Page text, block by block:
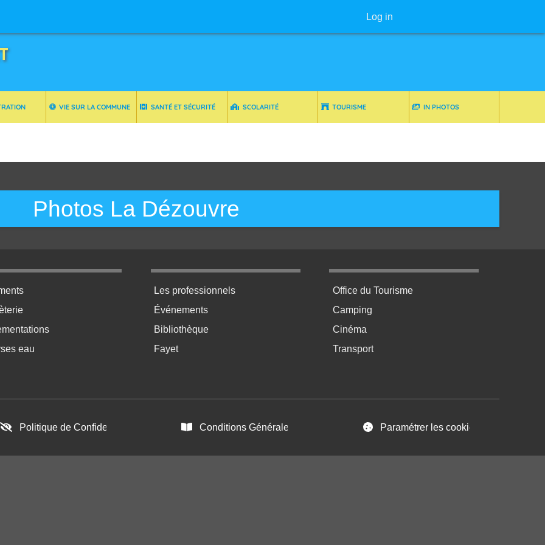
Log in
VIE SUR LA COMMUNE SANTÉ ET SÉCURITÉ SCOLARITÉ TOURISME IN PHOTOS
Photos La Dézouvre
bas de page 2
eau
Menu pratique bas de page 3
Les professionnels
Événements
Bibliothèque
Fayet
Menu pratique bas de page 4
Office du Tourisme
Camping
Cinéma
Transport
Politique de Confidentialité Conditions Générales d’Utilisation Paramétrer les cookies